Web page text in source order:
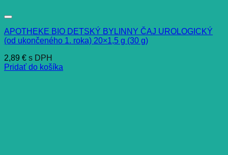
APOTHEKE BIO DETSKÝ BYLINNY ČAJ UROLOGICKÝ
(od ukončeného 1. roka) 20×1,5 g (30 g)
2,89 € s DPH
Pridať do košíka